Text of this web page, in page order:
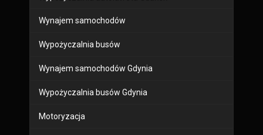
Wynajem samochodów
Wypożyczalnia busów
Wynajem samochodów Gdynia
Wypożyczalnia busów Gdynia
Motoryzacja